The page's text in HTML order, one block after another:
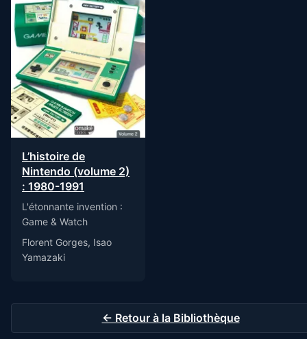
L’histoire de
Nintendo (volume 2)
: 1980-1991
L'étonnante invention :
Game & Watch
Florent Gorges, Isao
Yamazaki
← Retour à la Bibliothèque